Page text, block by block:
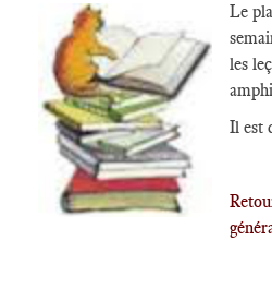
Le
les
Il est